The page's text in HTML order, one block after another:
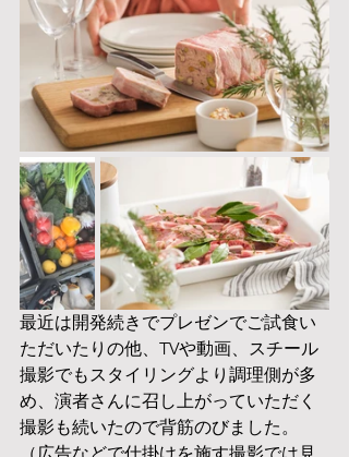
最近は開発続きでプレゼンでご試食い
ただいたりの他、TVや動画、スチール
撮影でもスタイリングより調理側が多
め、演者さんに召し上がっていただく
撮影も続いたので背筋のびました。